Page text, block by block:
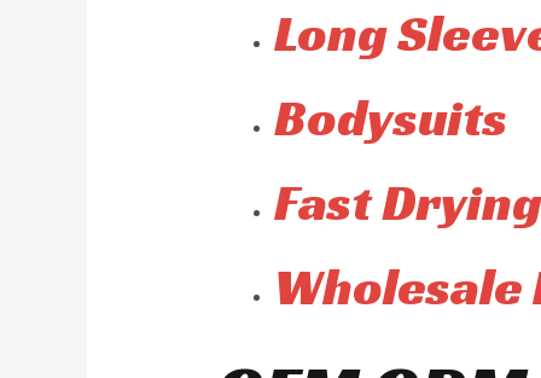
Long
Bodysuits
Fast
Wholesale